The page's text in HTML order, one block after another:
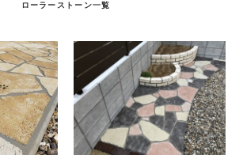
ローラーストーン一覧